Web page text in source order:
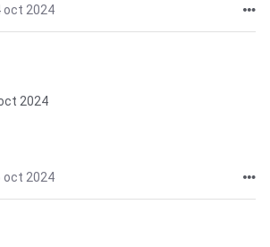
oct 2024
2024
oct 2024